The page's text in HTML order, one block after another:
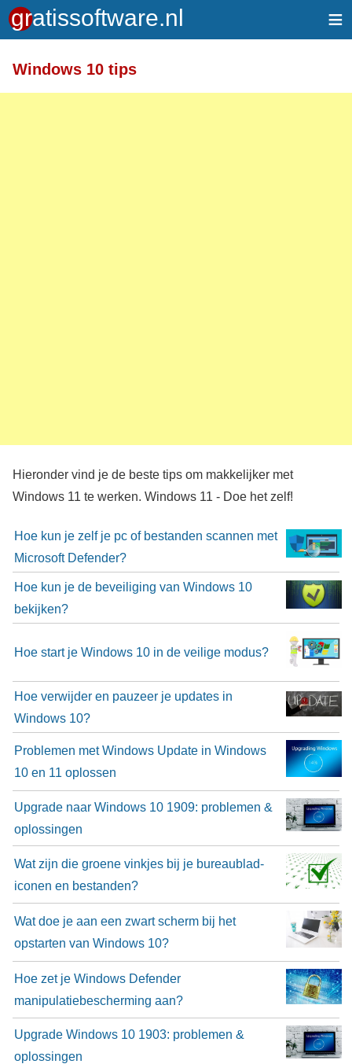
≡
Windows 10 tips
Hieronder vind je de beste tips om makkelijker met
Windows 11 te werken. Windows 11 - Doe het zelf!
Hoe kun je zelf je pc of bestanden scannen met
Microsoft Defender?
Hoe kun je de beveiliging van Windows 10
bekijken?
Hoe start je Windows 10 in de veilige modus?
Hoe verwijder en pauzeer je updates in
Windows 10?
Problemen met Windows Update in Windows
10 en 11 oplossen
Upgrade naar Windows 10 1909: problemen &
oplossingen
Wat zijn die groene vinkjes bij je bureaublad-
iconen en bestanden?
Wat doe je aan een zwart scherm bij het
opstarten van Windows 10?
Hoe zet je Windows Defender
manipulatiebescherming aan?
Upgrade Windows 10 1903: problemen &
oplossingen